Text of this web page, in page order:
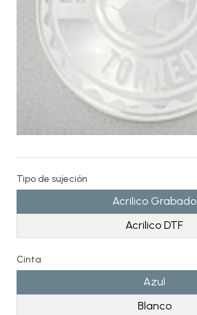
Tipo de sujeción
Acrilico Grabado
Acrilico DTF
Cinta
Azul
Blanco